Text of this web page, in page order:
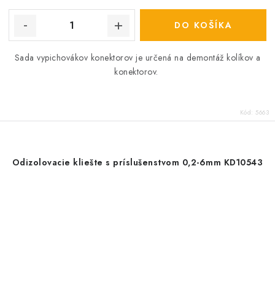
DO KOŠÍKA
Sada vypichovákov konektorov je určená na demontáž kolíkov a
konektorov.
Kód: 5663
Odizolovacie kliešte s príslušenstvom 0,2-6mm KD10543